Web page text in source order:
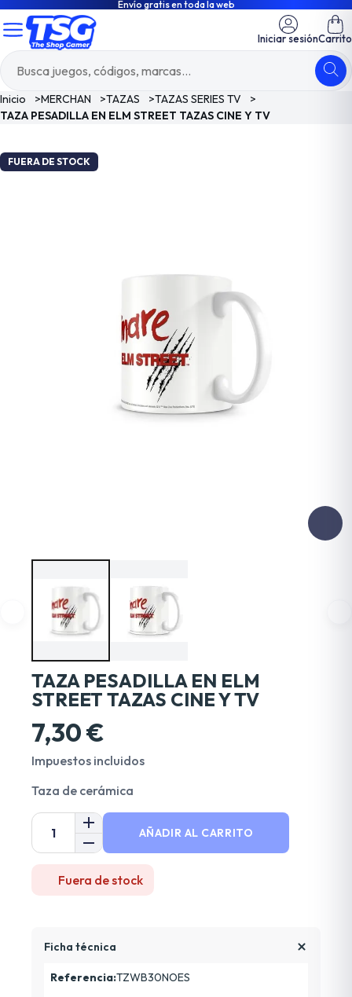
Envío gratis en toda la web
Iniciar sesiónCarrito
Inicio >MERCHAN >TAZAS >TAZAS SERIES TV
>
TAZA PESADILLA EN ELM STREET TAZAS CINE Y TV
FUERA DE STOCK
TAZA PESADILLA EN ELM
STREET TAZAS CINE Y TV
7,30 €
Impuestos incluidos
Taza de cerámica
AÑADIR AL CARRITO
Fuera de stock
Ficha técnica
Referencia:TZWB30NOES